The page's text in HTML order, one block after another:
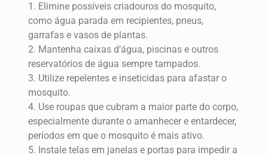
1. Elimine possíveis criadouros do mosquito,
como água parada em recipientes, pneus,
garrafas e vasos de plantas.
2. Mantenha caixas d’água, piscinas e outros
reservatórios de água sempre tampados.
3. Utilize repelentes e inseticidas para afastar o
mosquito.
4. Use roupas que cubram a maior parte do corpo,
especialmente durante o amanhecer e entardecer,
períodos em que o mosquito é mais ativo.
5. Instale telas em janelas e portas para impedir a